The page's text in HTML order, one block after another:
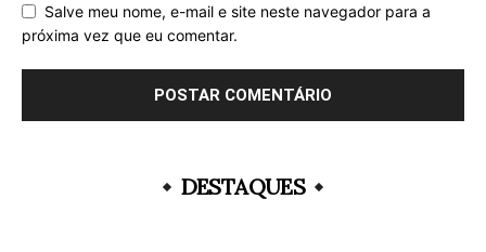
Salve meu nome, e-mail e site neste navegador para a
próxima vez que eu comentar.
DESTAQUES